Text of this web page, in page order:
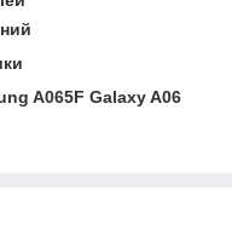
A065F Galaxy A06